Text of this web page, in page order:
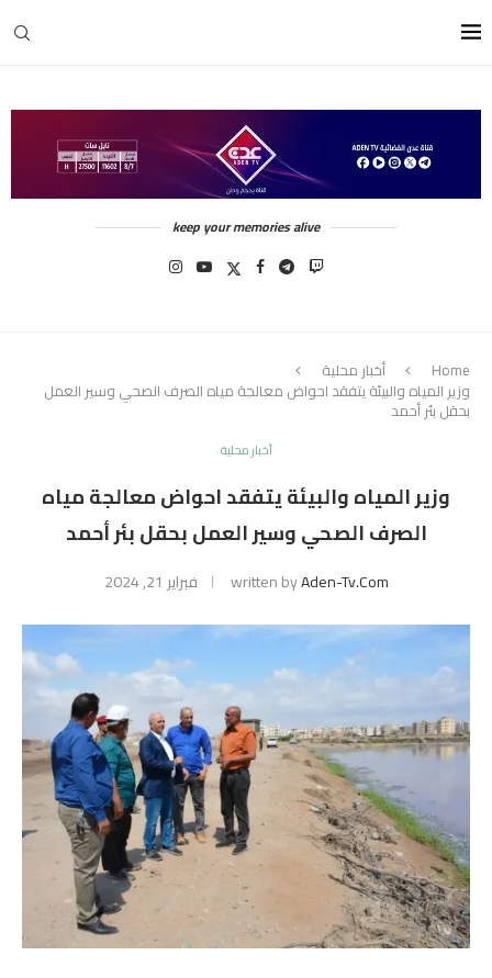
keep your memories alive
Home أخبار محلية
وزير المياه والبيئة يتفقد احواض معالجة مياه الصرف الصحي وسير العمل
بحقل بئر أحمد
أخبار محلية
وزير المياه والبيئة يتفقد احواض معالجة مياه
الصرف الصحي وسير العمل بحقل بئر أحمد
written byAden-Tv.com فبراير 21, 2024